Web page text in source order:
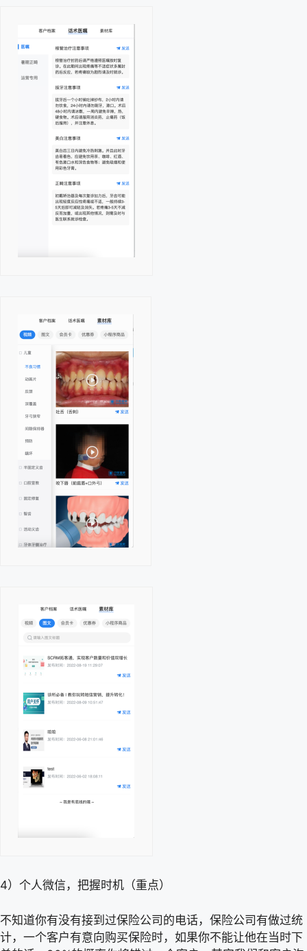
4）个人微信，把握时机（重点）
不知道你有没有接到过保险公司的电话，保险公司有做过统
计，一个客户有意向购买保险时，如果你不能让他在当时下